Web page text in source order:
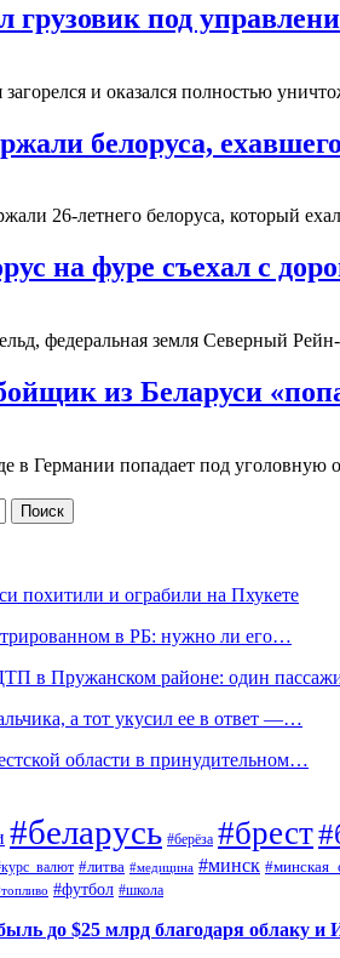
грузовик под
и оказался полностью
белоруса,
26-летнего белоруса, который
на фуре съехал с
федеральная земля Северный
из Беларуси
в Германии попадает под
похитили и ограбили на Пхукете
в РБ: нужно ли его…
в Пружанском районе: один
а тот укусил ее в ответ —…
области в принудительном…
#беларусь #берёза #брест
#литва #медицина #минск
#футбол #школа
до $25 млрд благодаря облаку и